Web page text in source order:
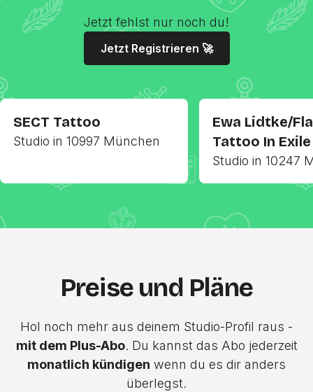
Jetzt fehlst nur noch du!
Jetzt Registrieren 🚀
SECT Tattoo
Studio in 10997 München
Ewa Lidtke/
Tattoo In Exile
Studio in 10247
Preise und Pläne
Hol noch mehr aus deinem Studio-Profil raus -
mit dem Plus-Abo. Du kannst das Abo jederzeit
monatlich kündigen wenn du es dir anders
überlegst.